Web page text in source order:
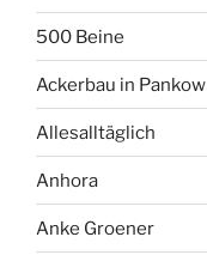
500 Beine
Ackerbau in Pankow
Allesalltäglich
Anhora
Anke Groener